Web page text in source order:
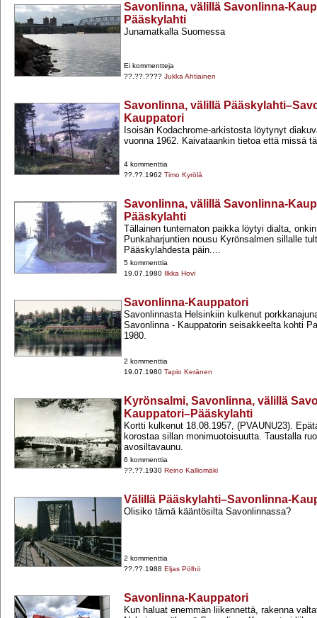
Savonlinna, välillä Savonlinna-
Pääskylahti
Junamatkalla Suomessa
Ei kommentteja
??.??.???? Jukka Ahtiainen
Savonlinna, välillä
Kauppatori
Isoisän Kodachrome-​arkistosta löytynyt
vuonna 1962. Kaivataankin tietoa että missä
4 kommenttia
??.??.1962 Timo Kyrölä
Savonlinna, välillä Savonlinna-
Pääskylahti
Tällainen tuntematon paikka löytyi dialta,
Punkaharjuntien nousu Kyrönsalmen sillalle
Pääskylahdesta päin....
5 kommenttia
19.07.1980 Ilkka Hovi
Savonlinna-Kauppatori
Savonlinnasta Helsinkiin kulkenut
Savonlinna -​ Kauppatorin seisakkeelta kohti
1980.
2 kommenttia
19.07.1980 Tapio Keränen
Kyrönsalmi, Savonlinna, välillä
Kauppatori–Pääskylahti
Kortti kulkenut 18.08.1957, (PVAUNU23).
korostaa sillan monimuotoisuutta. Taustalla
avosiltavaunu.
6 kommenttia
??.??.1930 Reino Kalliomäki
Välillä Pääskylahti–Savonlinna-
Olisiko tämä kääntösilta Savonlinnassa?
2 kommenttia
??.??.1988 Eljas Pölhö
Savonlinna-Kauppatori
Kun haluat enemmän liikennettä, rakenna